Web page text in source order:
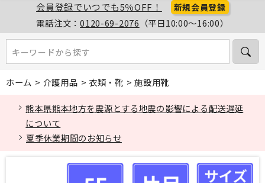
会員登録でいつでも5％OFF！ 新規会員登録
電話注文：0120-69-2076 （平日10:00～16:00）
キーワードから探す
キーワードから探す
ホーム > 介護用品 > 衣類・靴 >施設用靴
熊本県熊本地方を震源とする地震の影響による配送遅延
について
夏季休業期間のお知らせ